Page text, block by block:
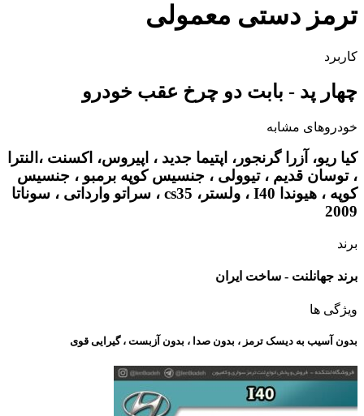
ترمز دستی معمولی
کاربرد
چهار پد - بابت دو چرخ عقب خودرو
خودروهای مشابه
کیا ریو، آزرا گرنجور، اپتیما جدید ، اپیروس، اکسنت ،النترا
، توسان قدیم ، تیوولی ، جنسیس کوپه برمبو ، جنسیس
کوپه ، هیوندا I40 ، ولستر، cs35 ، سراتو وارداتی ، سوناتا
2009
برند
برند جهانلنت - ساخت ایران
ویژگی ها
بدون آسیب به دیسک ترمز ، بدون صدا ، بدون آزبست ، گیرایی قوی​